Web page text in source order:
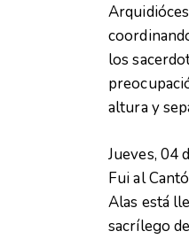
los
altura y
Jueves, 04
Fui al
Alas está
sacrílego